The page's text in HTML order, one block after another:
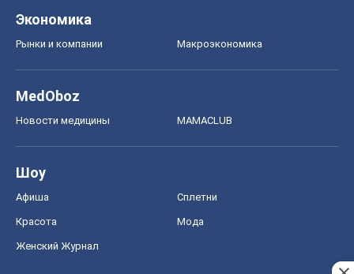
Экономика
Рынки и компании Mакроэкономика
MedOboz
Новости медицины MAMACLUB
Шоу
Афиша Сплетни
Красота Мода
Женский Журнал